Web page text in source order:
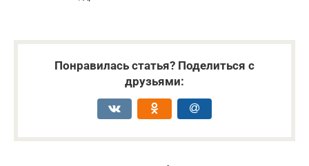
Понравилась статья? Поделиться с
друзьями: